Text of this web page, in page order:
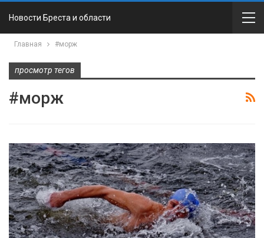
Новости Бреста и области
Главная #морж
просмотр тегов
#морж